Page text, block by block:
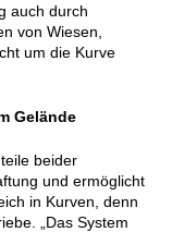
auch durch
von Wiesen,
um die Kurve
Gelände
beider
und ermöglicht
in Kurven, denn
„Das System